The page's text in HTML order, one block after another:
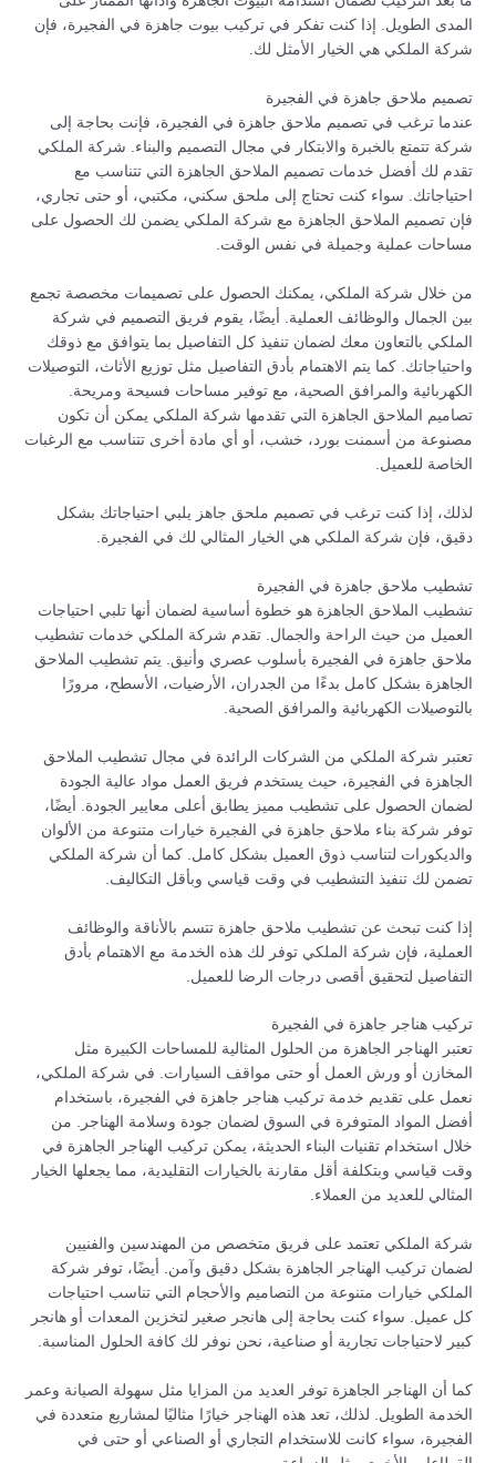
المدى الطويل. إذا كنت تفكر في تركيب بيوت جاهزة في الفجيرة، فإن
شركة الملكي هي الخيار الأمثل لك.
تصميم ملاحق جاهزة في الفجيرة
عندما ترغب في تصميم ملاحق جاهزة في الفجيرة، فإنت بحاجة إلى
شركة تتمتع بالخبرة والابتكار في مجال التصميم والبناء. شركة الملكي
تقدم لك أفضل خدمات تصميم الملاحق الجاهزة التي تتناسب مع
احتياجاتك. سواء كنت تحتاج إلى ملحق سكني، مكتبي، أو حتى تجاري،
فإن تصميم الملاحق الجاهزة مع شركة الملكي يضمن لك الحصول على
مساحات عملية وجميلة في نفس الوقت.
من خلال شركة الملكي، يمكنك الحصول على تصميمات مخصصة تجمع
بين الجمال والوظائف العملية. أيضًا، يقوم فريق التصميم في شركة
الملكي بالتعاون معك لضمان تنفيذ كل التفاصيل بما يتوافق مع ذوقك
واحتياجاتك. كما يتم الاهتمام بأدق التفاصيل مثل توزيع الأثاث، التوصيلات
الكهربائية والمرافق الصحية، مع توفير مساحات فسيحة ومريحة.
تصاميم الملاحق الجاهزة التي تقدمها شركة الملكي يمكن أن تكون
مصنوعة من أسمنت بورد، خشب، أو أي مادة أخرى تتناسب مع الرغبات
الخاصة للعميل.
لذلك، إذا كنت ترغب في تصميم ملحق جاهز يلبي احتياجاتك بشكل
دقيق، فإن شركة الملكي هي الخيار المثالي لك في الفجيرة.
تشطيب ملاحق جاهزة في الفجيرة
تشطيب الملاحق الجاهزة هو خطوة أساسية لضمان أنها تلبي احتياجات
العميل من حيث الراحة والجمال. تقدم شركة الملكي خدمات تشطيب
ملاحق جاهزة في الفجيرة بأسلوب عصري وأنيق. يتم تشطيب الملاحق
الجاهزة بشكل كامل بدءًا من الجدران، الأرضيات، الأسطح، مرورًا
بالتوصيلات الكهربائية والمرافق الصحية.
تعتبر شركة الملكي من الشركات الرائدة في مجال تشطيب الملاحق
الجاهزة في الفجيرة، حيث يستخدم فريق العمل مواد عالية الجودة
لضمان الحصول على تشطيب مميز يطابق أعلى معايير الجودة. أيضًا،
توفر شركة بناء ملاحق جاهزة في الفجيرة خيارات متنوعة من الألوان
والديكورات لتناسب ذوق العميل بشكل كامل. كما أن شركة الملكي
تضمن لك تنفيذ التشطيب في وقت قياسي وبأقل التكاليف.
إذا كنت تبحث عن تشطيب ملاحق جاهزة تتسم بالأناقة والوظائف
العملية، فإن شركة الملكي توفر لك هذه الخدمة مع الاهتمام بأدق
التفاصيل لتحقيق أقصى درجات الرضا للعميل.
تركيب هناجر جاهزة في الفجيرة
تعتبر الهناجر الجاهزة من الحلول المثالية للمساحات الكبيرة مثل
المخازن أو ورش العمل أو حتى مواقف السيارات. في شركة الملكي،
نعمل على تقديم خدمة تركيب هناجر جاهزة في الفجيرة، باستخدام
أفضل المواد المتوفرة في السوق لضمان جودة وسلامة الهناجر. من
خلال استخدام تقنيات البناء الحديثة، يمكن تركيب الهناجر الجاهزة في
وقت قياسي وبتكلفة أقل مقارنة بالخيارات التقليدية، مما يجعلها الخيار
المثالي للعديد من العملاء.
شركة الملكي تعتمد على فريق متخصص من المهندسين والفنيين
لضمان تركيب الهناجر الجاهزة بشكل دقيق وآمن. أيضًا، توفر شركة
الملكي خيارات متنوعة من التصاميم والأحجام التي تناسب احتياجات
كل عميل. سواء كنت بحاجة إلى هانجر صغير لتخزين المعدات أو هانجر
كبير لاحتياجات تجارية أو صناعية، نحن نوفر لك كافة الحلول المناسبة.
كما أن الهناجر الجاهزة توفر العديد من المزايا مثل سهولة الصيانة وعمر
الخدمة الطويل. لذلك، تعد هذه الهناجر خيارًا مثاليًا لمشاريع متعددة في
الفجيرة، سواء كانت للاستخدام التجاري أو الصناعي أو حتى في